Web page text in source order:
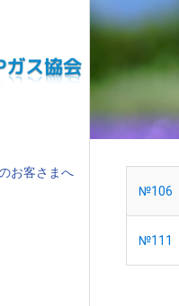
お客さまへ
№106
№111